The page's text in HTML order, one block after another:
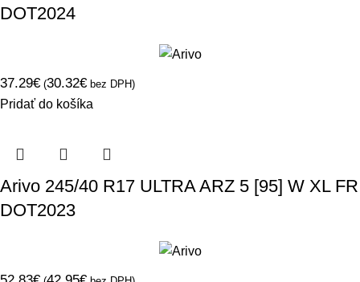
DOT2024
37.29€ (30.32€ bez DPH)
Pridať do košíka
Arivo 245/40 R17 ULTRA ARZ 5 [95] W XL FR
DOT2023